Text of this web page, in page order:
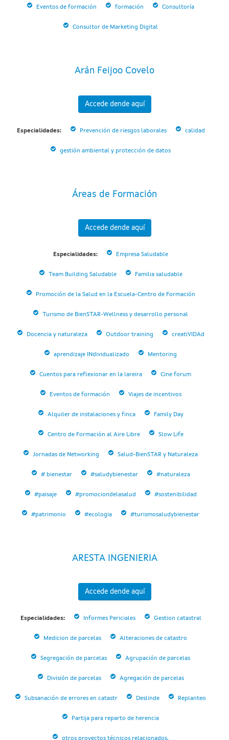
Eventos de formación formación Consultoría
Consultor de Marketing Digital
Arán Feijoo Covelo
Accede dende aquí
Especialidades: Prevención de riesgos laborales calidad
gestión ambiental y protección de datos
Áreas de Formación
Accede dende aquí
Especialidades: Empresa Saludable
Team Building Saludable Familia saludable
Promoción de la Salud en la Escuela-Centro de Formación
Turismo de BienSTAR-Wellness y desarrollo personal
Docencia y naturaleza Outdoor training creatiVIDAd
aprendizaje INdividualizado Mentoring
Cuentos para reflexionar en la lareira Cine forum
Eventos de formación Viajes de incentivos
Alquiler de instalaciones y finca Family Day
Centro de Formación al Aire Libre Slow Life
Jornadas de Networking Salud-BienSTAR y Naturaleza
# bienestar #saludybienestar #naturaleza
#paisaje #promociondelasalud #sostenibilidad
#patrimonio #ecologia #turismosaludybienestar
ARESTA INGENIERIA
Accede dende aquí
Especialidades: Informes Periciales Gestion catastral
Medicion de parcelas Alteraciones de catastro
Segregación de parcelas Agrupación de parcelas
División de parcelas Agregación de parcelas
Subsanación de errores en catastr Deslinde Replanteo
Partija para reparto de herencia
otros proyectos técnicos relacionados.